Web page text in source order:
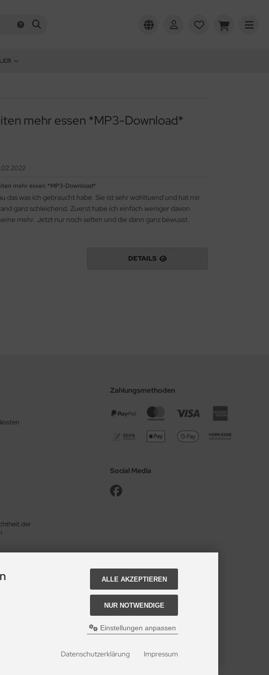
mehr essen *MP3-Download*
mehr essen *MP3-Download*
das was ich gebraucht habe. Sie ist sehr wohltuend und hat mir
ganz schleichend. Zuerst habe ich einfach weniger davon
mehr. Jetzt nur noch selten und die dann ganz bewusst.
DETAILS
der
Zahlungsmethoden
Social Media
ALLE AKZEPTIEREN
NUR NOTWENDIGE
Einstellungen anpassen
Datenschutzerklärung Impressum